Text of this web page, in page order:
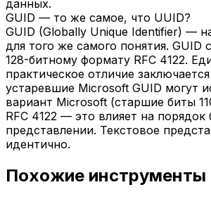
данных.
GUID — то же самое, что UUID?
GUID (Globally Unique Identifier) —
для того же самого понятия.
128-битному формату RFC 4122.
практическое отличие
устаревшие Microsoft GUID могут
вариант Microsoft (старшие биты
RFC 4122 — это влияет на
представлении. Текстовое
идентично.
Похожие инструменты